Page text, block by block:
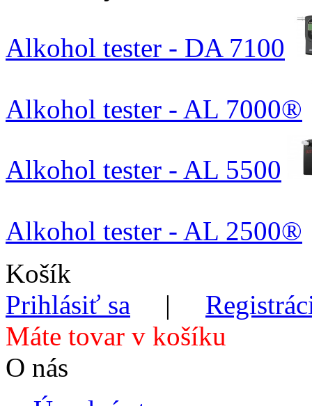
Alkohol tester - DA 7100
Alkohol tester - AL 7000®
Alkohol tester - AL 5500
Alkohol tester - AL 2500®
Košík
Prihlásiť sa |
Máte tovar v košíku
O nás